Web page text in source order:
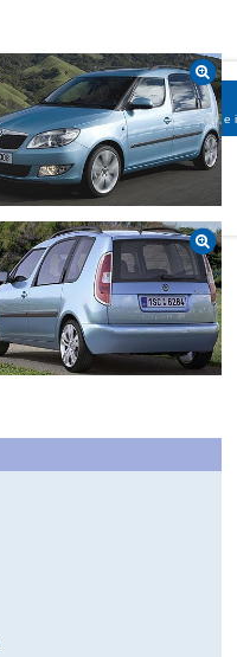
BUSCADOR
informaciones, fichas e